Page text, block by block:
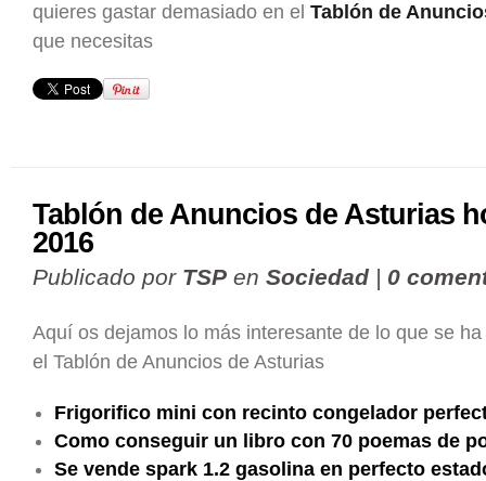
quieres gastar demasiado en el Tablón de
que necesitas
Tablón de Anuncios de Asturias
2016
Publicado por TSP en Sociedad | 0
Aquí os dejamos lo más interesante de lo que se
el Tablón de Anuncios de Asturias
Frigorifico mini con recinto congelador
Como conseguir un libro con 70 poemas de
Se vende spark 1.2 gasolina en perfecto